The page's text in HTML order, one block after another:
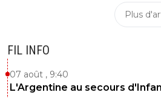
Plus
FIL INFO
07 août , 9:40
L'Argentine au secours